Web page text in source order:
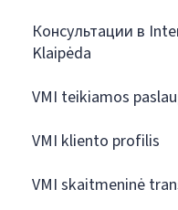
Консультации в
Klaipėda
VMI teikiamos
VMI kliento profilis
VMI skaitmeninė